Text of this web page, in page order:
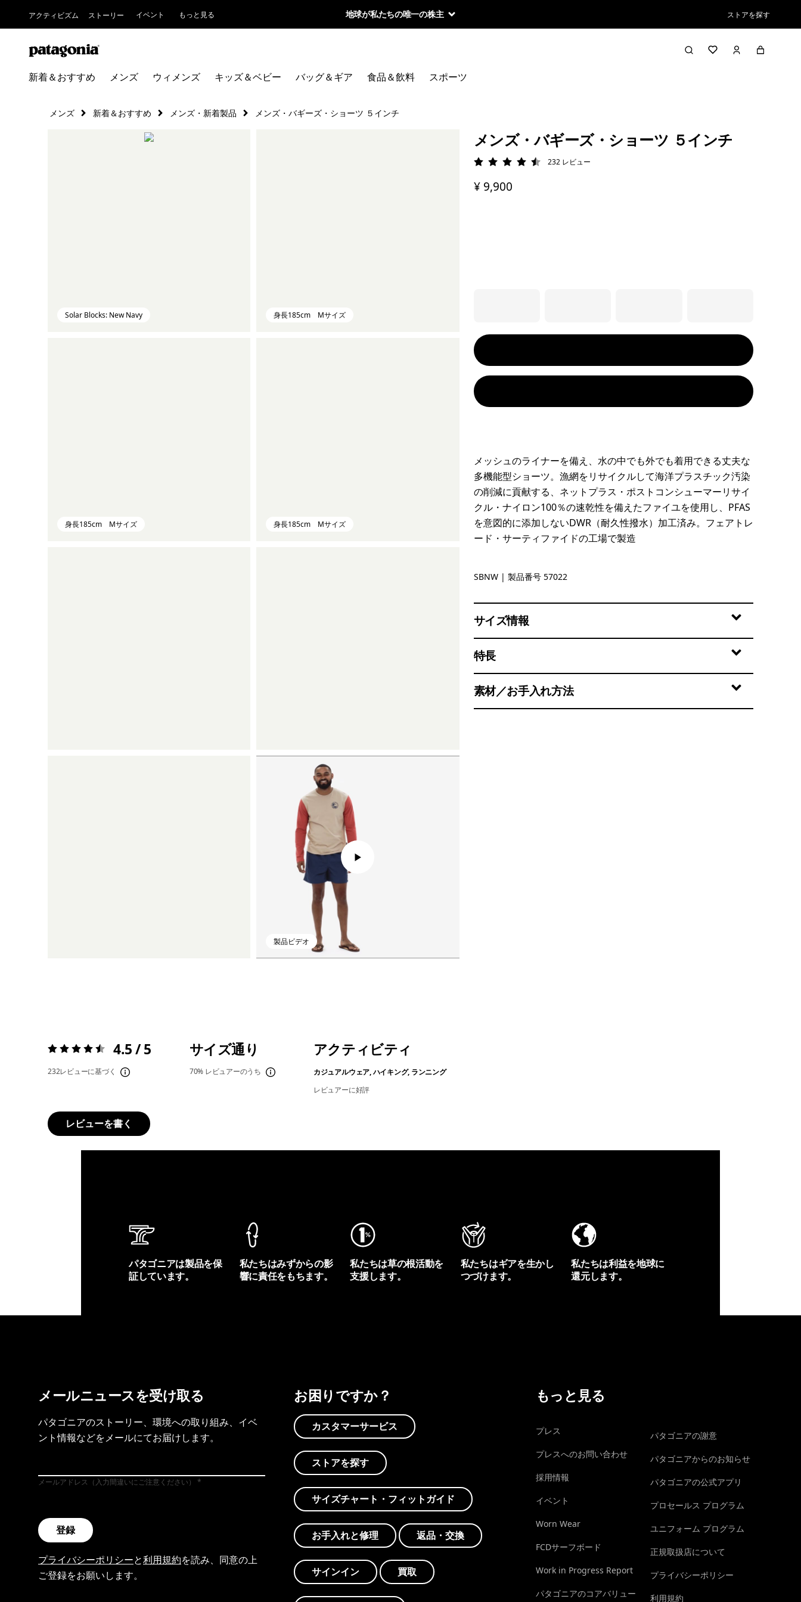
アクティビズム ストーリー イベント もっと見る 地球が私たちの唯一の株主 ストアを探す
新着＆おすすめ メンズ ウィメンズ キッズ＆ベビー バッグ＆ギア 食品＆飲料 スポーツ
メンズ 新着＆おすすめ メンズ・新着製品 メンズ・バギーズ・ショーツ ５インチ
Solar Blocks: New Navy 身長185cm Mサイズ
身長185cm Mサイズ 身長185cm Mサイズ
製品ビデオ
メンズ・バギーズ・ショーツ ５インチ
評価: 4.5 / 5232 レビュー
¥ 9,900
メッシュのライナーを備え、水の中でも外でも着用できる丈夫な
多機能型ショーツ。漁網をリサイクルして海洋プラスチック汚染
の削減に貢献する、ネットプラス・ポストコンシューマーリサイ
クル・ナイロン100％の速乾性を備えたファイユを使用し、PFAS
を意図的に添加しないDWR（耐久性撥水）加工済み。フェアトレ
ード・サーティファイドの工場で製造
Solar Blocks: New Navy
SBNW | 製品番号 57022
サイズ情報
特長
素材／お手入れ方法
評価:4.5 / 5 4.5 / 5
232レビューに基づく
サイズ通り
70% レビュアーのうち
アクティビティ
カジュアルウェア, ハイキング, ランニング
レビュアーに好評
レビューを書く
パタゴニアは製品を保
証しています。
私たちはみずからの影
響に責任をもちます。
私たちは草の根活動を
支援します。
私たちはギアを生かし
つづけます。
私たちは利益を地球に
還元します。
メールニュースを受け取る
パタゴニアのストーリー、環境への取り組み、イベ
ント情報などをメールにてお届けします。
メールアドレス（入力間違いにご注意ください）
登録
プライバシーポリシーと利用規約を読み、同意の上
ご登録をお願いします。
お困りですか？
カスタマーサービス
ストアを探す
サイズチャート・フィットガイド
お手入れと修理 返品・交換
サインイン 買取
もっと見る
プレス
プレスへのお問い合わせ
採用情報
イベント
Worn Wear
FCDサーフボード
Work in Progress Report
パタゴニアのコアバリュー
パタゴニアの謝意
パタゴニアからのお知らせ
パタゴニアの公式アプリ
プロセールス プログラム
ユニフォーム プログラム
正規取扱店について
プライバシーポリシー
利用規約